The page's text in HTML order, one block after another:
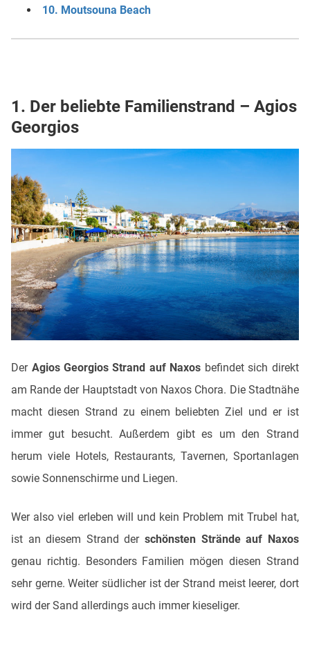
10. Moutsouna Beach
1. Der beliebte Familienstrand – Agios
Georgios
Der Agios Georgios Strand auf Naxos befindet sich direkt
am Rande der Hauptstadt von Naxos Chora. Die Stadtnähe
macht diesen Strand zu einem beliebten Ziel und er ist
immer gut besucht. Außerdem gibt es um den Strand
herum viele Hotels, Restaurants, Tavernen, Sportanlagen
sowie Sonnenschirme und Liegen.
Wer also viel erleben will und kein Problem mit Trubel hat,
ist an diesem Strand derschönsten Strände auf Naxos
genau richtig. Besonders Familien mögen diesen Strand
sehr gerne. Weiter südlicher ist der Strand meist leerer, dort
wird der Sand allerdings auch immer kieseliger.